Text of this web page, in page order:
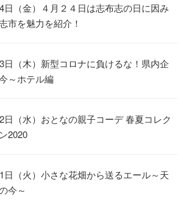
日（金）４月２４日は志布志の日に因み
市を魅力を紹介！
日（木）新型コロナに負けるな！県内企
～ホテル編
日（水）おとなの親子コーデ 春夏コレク
2020
日（火）小さな花畑から送るエール～天
今～